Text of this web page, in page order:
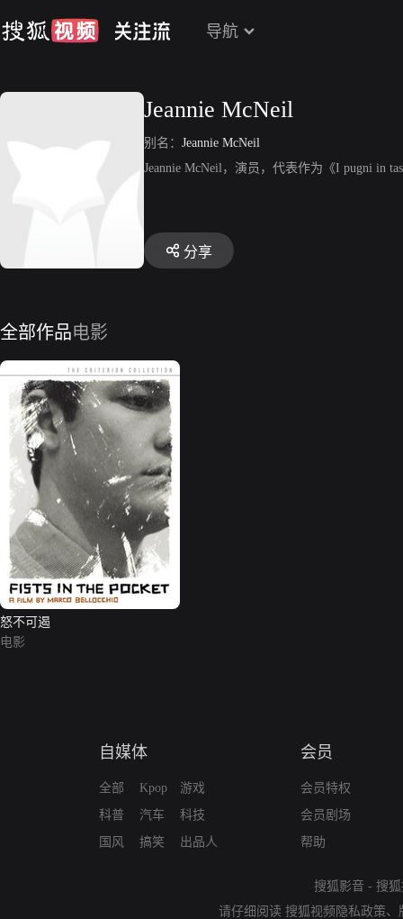
导航
Jeannie McNeil
别名： Jeannie McNeil
Jeannie McNeil，演员，代表作为《I pugni in
分享
全部作品电影
怒不可遏
电影
自媒体
全部
科普
国风
Kpop
汽车
搞笑
游戏
科技
出品人
会员
会员特权
会员剧场
帮助
搜狐影音 - 搜
请仔细阅读 搜狐视频隐私政策、